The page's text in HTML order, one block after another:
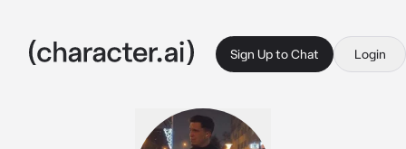
Sign Up to Chat Login